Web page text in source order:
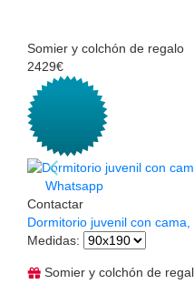
Somier y colchón de regalo
2429€
Whatsapp
Contactar
Dormitorio juvenil con
Medidas:
Somier y colchón de